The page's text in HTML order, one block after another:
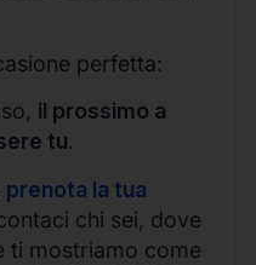
perfetta:
il prossimo a
tu.
prenota la tua
chi sei, dove
ti mostriamo come